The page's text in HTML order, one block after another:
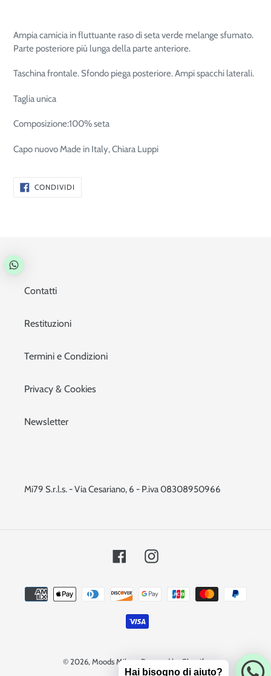
Ampia camicia in fluttuante raso di seta verde melange sfumato.
Parte posteriore più lunga della parte anteriore.
Taschina frontale. Sfondo piega posteriore. Ampi spacchi laterali.
Taglia unica
Composizione:100% seta
Capo nuovo Made in Italy, Chiara Luppi
CONDIVIDI
Contatti
Restituzioni
Termini e Condizioni
Privacy & Cookies
Newsletter
Mi79 S.r.l.s. - Via Cesariano, 6 - P.iva 08308950966
FacebookInstagram
Metodi
di
pagamento
© 2026, Moods Milano Powered by Shopify
Hai bisogno di aiuto?